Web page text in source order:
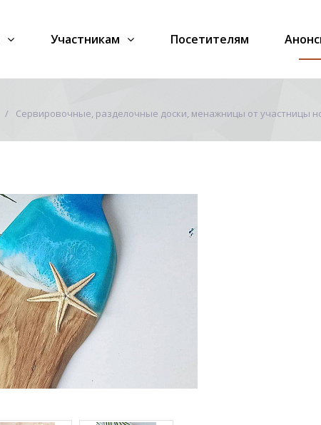
Участникам Посетителям
Сервировочные, разделочные доски, менажницы от участницы